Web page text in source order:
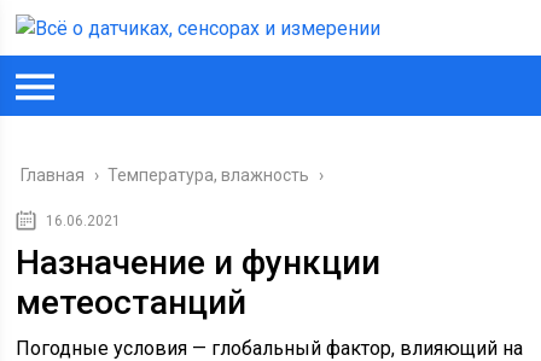
Главная › Температура, влажность ›
16.06.2021
Назначение и функции
метеостанций
Погодные условия — глобальный фактор, влияющий на